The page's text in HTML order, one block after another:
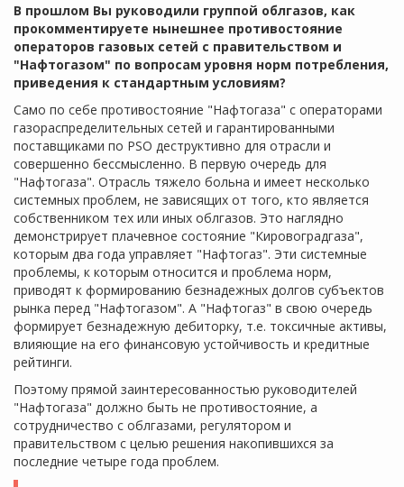
В прошлом Вы руководили группой облгазов, как
прокомментируете нынешнее противостояние
операторов газовых сетей с правительством и
"Нафтогазом" по вопросам уровня норм потребления,
приведения к стандартным условиям?
Само по себе противостояние "Нафтогаза" с операторами
газораспределительных сетей и гарантированными
поставщиками по PSO деструктивно для отрасли и
совершенно бессмысленно. В первую очередь для
"Нафтогаза". Отрасль тяжело больна и имеет несколько
системных проблем, не зависящих от того, кто является
собственником тех или иных облгазов. Это наглядно
демонстрирует плачевное состояние "Кировоградгаза",
которым два года управляет "Нафтогаз". Эти системные
проблемы, к которым относится и проблема норм,
приводят к формированию безнадежных долгов субъектов
рынка перед "Нафтогазом". А "Нафтогаз" в свою очередь
формирует безнадежную дебиторку, т.е. токсичные активы,
влияющие на его финансовую устойчивость и кредитные
рейтинги.
Поэтому прямой заинтересованностью руководителей
"Нафтогаза" должно быть не противостояние, а
сотрудничество с облгазами, регулятором и
правительством с целью решения накопившихся за
последние четыре года проблем.